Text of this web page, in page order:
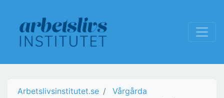
Arbetslivsinstitutet.se
Vårgårda